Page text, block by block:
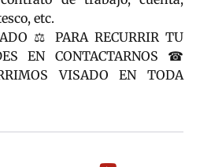
etc.
⚖ PARA RECURRIR TU
EN CONTACTARNOS ☎
VISADO EN TODA